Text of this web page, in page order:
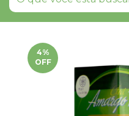
4%
OFF